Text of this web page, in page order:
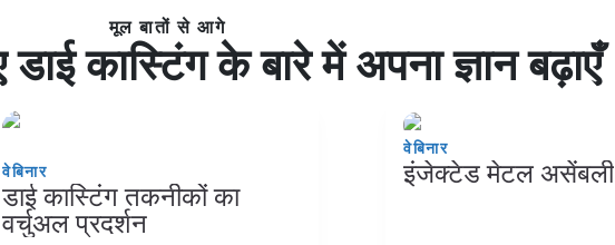
मूल बातों से आगे
कास्टिंग के बारे में अपना ज्ञान बढ़ाएँ
वेबिनार
डाई कास्टिंग तकनीकों का
वर्चुअल प्रदर्शन
वेबिनार
इंजेक्टेड मेटल असेंबली